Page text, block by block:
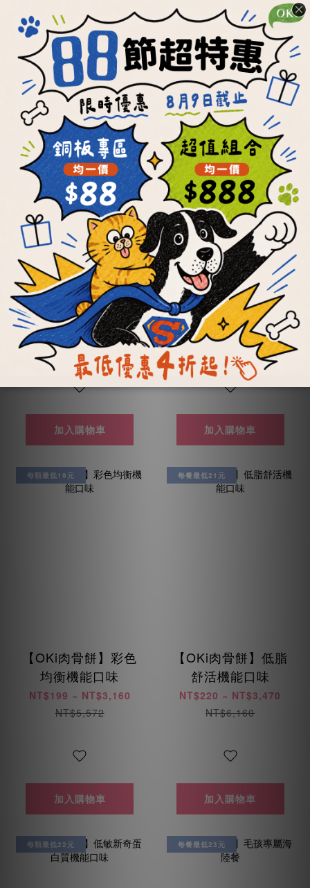
加入購物車 加入購物車
會員獨享
【OKi肉骨餅】任選
不同口味2件95折組
合優惠
NT$1,393 ~ NT$3,920
加入購物車
會員獨享
【OKi肉骨餅】滿漢
全席套餐組
NT$1,205 ~ NT$3,550
NT$6,472
加入購物車
每顆最低19元
【OKi肉骨餅】彩色
均衡機能口味
NT$199 ~ NT$3,160
NT$5,572
加入購物車
每餐最低21元
【OKi肉骨餅】低脂
舒活機能口味
NT$220 ~ NT$3,470
NT$6,160
加入購物車
每顆最低22元 每餐最低23元